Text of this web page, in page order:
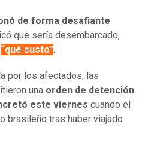
de forma desafiante
que sería desembarcado,
“qué susto”.
por los afectados, las
una orden de detención
este viernes cuando el
brasileño tras haber viajado